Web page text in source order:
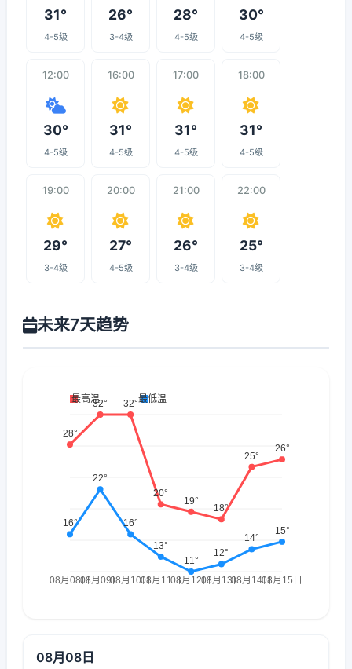
31°
4-5级
26°
3-4级
28°
4-5级
30°
4-5级
12:00
30°
4-5级
16:00
31°
4-5级
17:00
31°
4-5级
18:00
31°
4-5级
19:00
29°
3-4级
20:00
27°
4-5级
21:00
26°
3-4级
22:00
25°
3-4级
未来7天趋势
08月08日